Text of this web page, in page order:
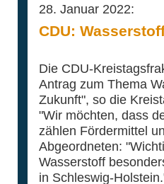
28. Januar 2022:
CDU:
Die CDU-
Antrag zum Thema
Zukunft", so die
"Wir möchten, dass
zählen Fördermittel
Abgeordneten:
Wasserstoff
in Schleswig-